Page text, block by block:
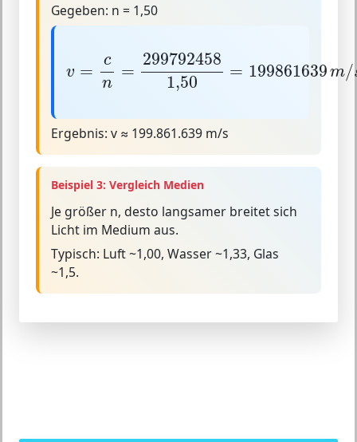
Gegeben: n = 1,50
v =
c
n
=
299792458
1,50
= 199861639m/
= 2997924581,50
Ergebnis: v ≈ 199.861.639 m/s
Beispiel 3: Vergleich Medien
Je größer n, desto langsamer breitet sich
Licht im Medium aus.
Typisch: Luft ~1,00, Wasser ~1,33, Glas
~1,5.